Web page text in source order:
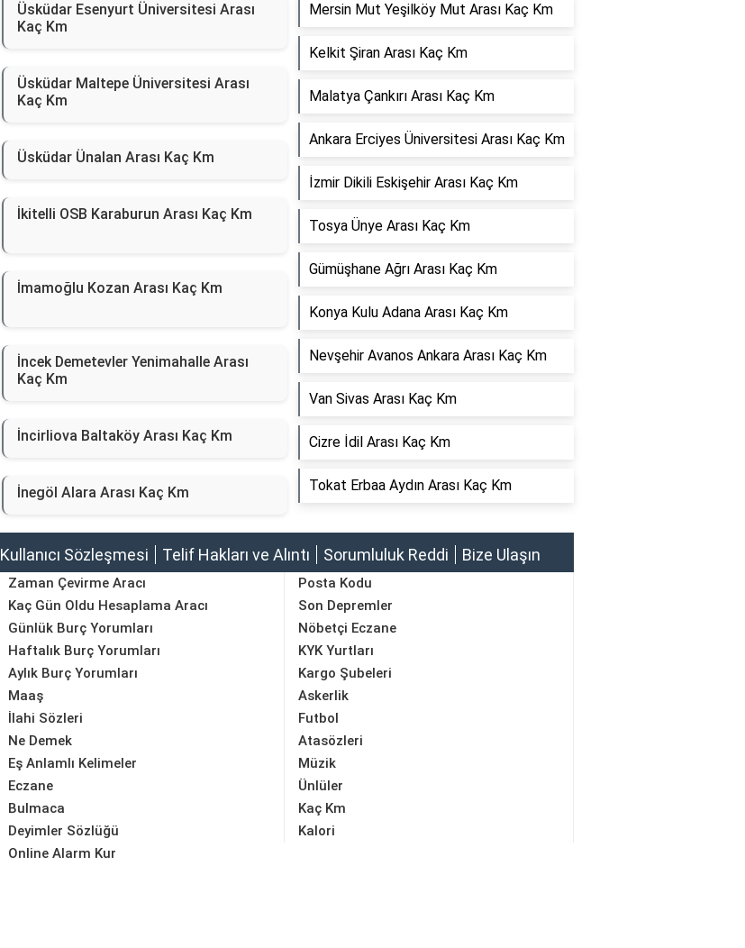
Üsküdar Esenyurt Üniversitesi Arası
Kaç Km
Üsküdar Maltepe Üniversitesi Arası
Kaç Km
Üsküdar Ünalan Arası Kaç Km
İkitelli OSB Karaburun Arası Kaç Km
İmamoğlu Kozan Arası Kaç Km
İncek Demetevler Yenimahalle Arası
Kaç Km
İncirliova Baltaköy Arası Kaç Km
İnegöl Alara Arası Kaç Km
Mersin Mut Yeşilköy Mut Arası Kaç Km
Kelkit Şiran Arası Kaç Km
Malatya Çankırı Arası Kaç Km
Ankara Erciyes Üniversitesi Arası Kaç Km
İzmir Dikili Eskişehir Arası Kaç Km
Tosya Ünye Arası Kaç Km
Gümüşhane Ağrı Arası Kaç Km
Konya Kulu Adana Arası Kaç Km
Nevşehir Avanos Ankara Arası Kaç Km
Van Sivas Arası Kaç Km
Cizre İdil Arası Kaç Km
Tokat Erbaa Aydın Arası Kaç Km
Kullanıcı Sözleşmesi Telif Hakları ve Alıntı Sorumluluk Reddi Bize Ulaşın
Zaman Çevirme Aracı
Kaç Gün Oldu Hesaplama Aracı
Günlük Burç Yorumları
Haftalık Burç Yorumları
Aylık Burç Yorumları
Maaş
Posta Kodu
Son Depremler
Nöbetçi Eczane
KYK Yurtları
Kargo Şubeleri
Askerlik
İlahi Sözleri
Ne Demek
Eş Anlamlı Kelimeler
Eczane
Bulmaca
Deyimler Sözlüğü
Futbol
Atasözleri
Müzik
Ünlüler
Kaç Km
Kalori
Online Alarm Kur